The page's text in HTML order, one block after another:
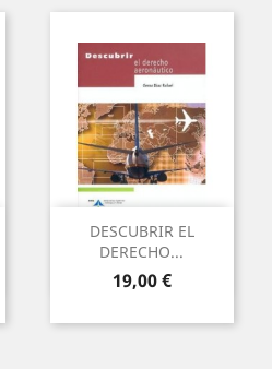
DESCUBRIR EL
DERECHO...
Preu
19,00 €